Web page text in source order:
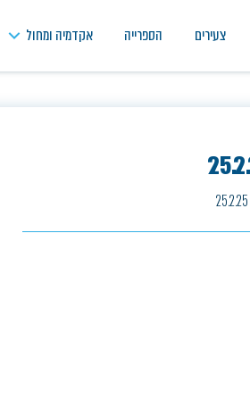
צעירים הספרייה אקדמיה ומחול